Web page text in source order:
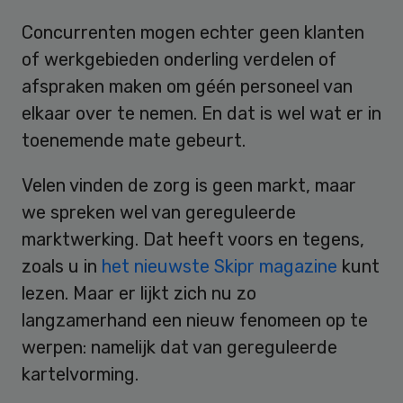
Concurrenten mogen echter geen klanten
of werkgebieden onderling verdelen of
afspraken maken om géén personeel van
elkaar over te nemen. En dat is wel wat er in
toenemende mate gebeurt.
Velen vinden de zorg is geen markt, maar
we spreken wel van gereguleerde
marktwerking. Dat heeft voors en tegens,
zoals u in het nieuwste Skipr magazine kunt
lezen. Maar er lijkt zich nu zo
langzamerhand een nieuw fenomeen op te
werpen: namelijk dat van gereguleerde
kartelvorming.